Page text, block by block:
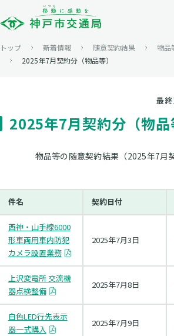
トップ 新着情報 随意契約結果
物品
2025年7月契約分（物品等）
最終
2025年7月契約分（物品
物品等の随意契約結果（2025年7月
件名 契約日付
西神・山手線6000
形車両用車内防犯
カメラ設置業務
2025年7月3日
上沢変電所 交流機
器点検整備
2025年7月8日
白色LED行先表示
器一式購入
2025年7月9日